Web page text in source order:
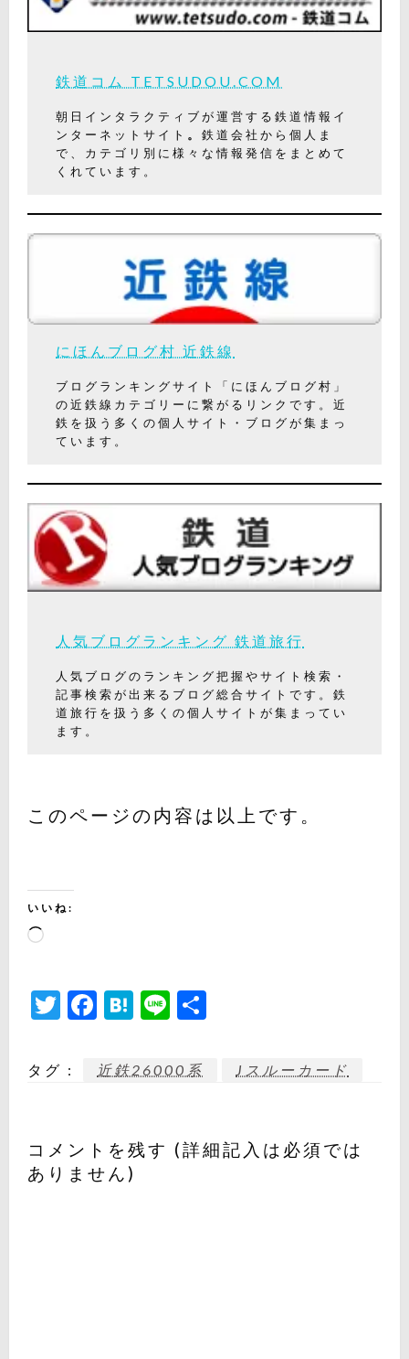
鉄道コム TETSUDOU.COM
朝日インタラクティブが運営する鉄道情報イ
ンターネットサイト 。鉄道会社から個人ま
で、カテゴリ別に様々な情報発信をまとめて
くれています。
にほんブログ村 近鉄線
ブログランキングサイト「にほんブログ村」
の近鉄線カテゴリーに繋がるリンクです。近
鉄を扱う多くの個人サイト・ブログが集まっ
ています。
人気ブログランキング 鉄道旅行
人気ブログのランキング把握やサイト検索・
記事検索が出来るブログ総合サイトです。鉄
道旅行を扱う多くの個人サイトが集まってい
ます。
このページの内容は以上です。
いいね:
読
み
Twitter
Facebook
Hatena
Line
タグ : 近鉄26000系 Jスルーカード
コメントを残す (詳細記入は必須では
ありません)